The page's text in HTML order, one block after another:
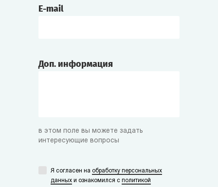
E-mail
Доп. информация
в этом поле вы можете задать
интересующие вопросы
Я согласен на обработку персональных
данных и ознакомился с политикой